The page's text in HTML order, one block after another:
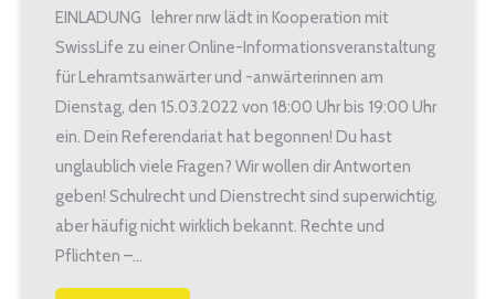
EINLADUNG lehrer nrw lädt in Kooperation mit
SwissLife zu einer Online-Informationsveranstaltung
für Lehramtsanwärter und -anwärterinnen am
Dienstag, den 15.03.2022 von 18:00 Uhr bis 19:00 Uhr
ein. Dein Referendariat hat begonnen! Du hast
unglaublich viele Fragen? Wir wollen dir Antworten
geben! Schulrecht und Dienstrecht sind superwichtig,
aber häufig nicht wirklich bekannt. Rechte und
Pflichten –…